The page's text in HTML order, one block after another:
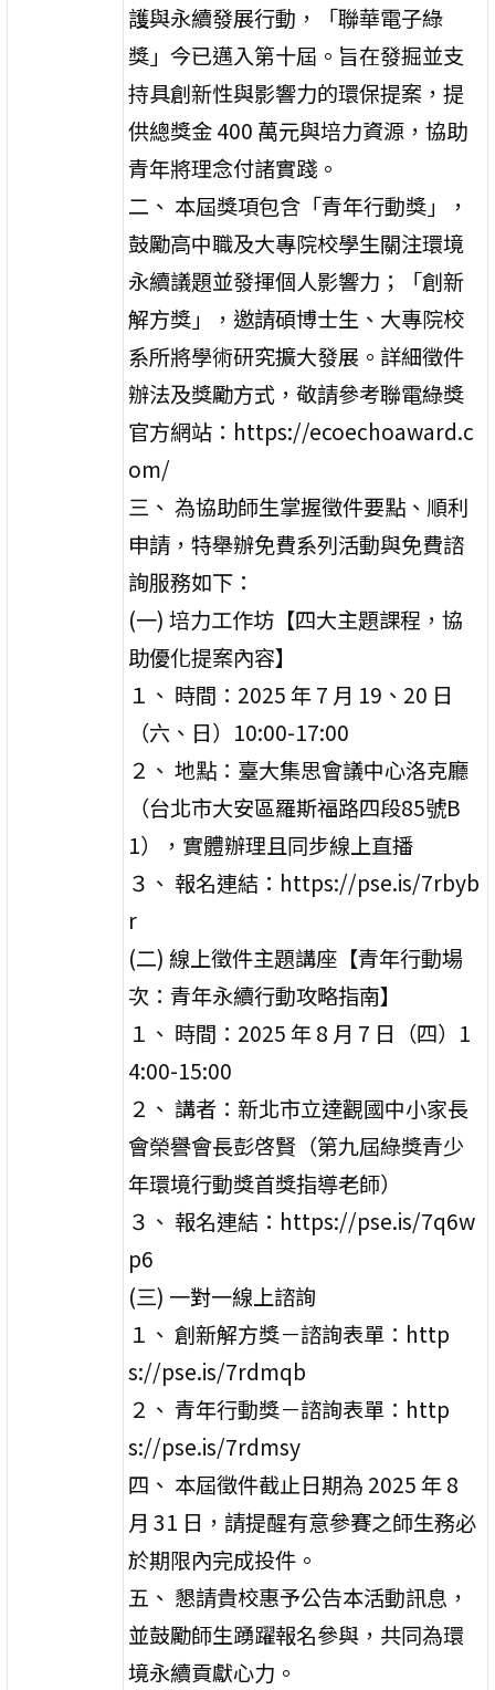
護與永續發展行動，「聯華電子綠
獎」今已邁入第十屆。旨在發掘並支
持具創新性與影響力的環保提案，提
供總獎金 400 萬元與培力資源，協助
青年將理念付諸實踐。
二、 本屆獎項包含「青年行動獎」，
鼓勵高中職及大專院校學生關注環境
永續議題並發揮個人影響力；「創新
解方獎」，邀請碩博士生、大專院校
系所將學術研究擴大發展。詳細徵件
辦法及獎勵方式，敬請參考聯電綠獎
官方網站：https://ecoechoaward.c
om/
三、 為協助師生掌握徵件要點、順利
申請，特舉辦免費系列活動與免費諮
詢服務如下：
(一) 培力工作坊【四大主題課程，協
助優化提案內容】
１、 時間：2025 年 7 月 19、20 日
（六、日）10:00-17:00
２、 地點：臺大集思會議中心洛克廳
（台北市大安區羅斯福路四段85號B
1），實體辦理且同步線上直播
３、 報名連結：https://pse.is/7rbyb
r
(二) 線上徵件主題講座【青年行動場
次：青年永續行動攻略指南】
１、 時間：2025 年 8 月 7 日（四）1
4:00-15:00
２、 講者：新北市立達觀國中小家長
會榮譽會長彭啓賢（第九屆綠獎青少
年環境行動獎首獎指導老師）
３、 報名連結：https://pse.is/7q6w
p6
(三) 一對一線上諮詢
１、 創新解方獎－諮詢表單：http
s://pse.is/7rdmqb
２、 青年行動獎－諮詢表單：http
s://pse.is/7rdmsy
四、 本屆徵件截止日期為 2025 年 8
月 31 日，請提醒有意參賽之師生務必
於期限內完成投件。
五、 懇請貴校惠予公告本活動訊息，
並鼓勵師生踴躍報名參與，共同為環
境永續貢獻心力。